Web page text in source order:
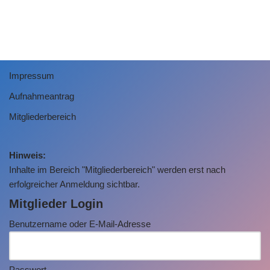
Impressum
Aufnahmeantrag
Mitgliederbereich
Hinweis:
Inhalte im Bereich "Mitgliederbereich" werden erst nach
erfolgreicher Anmeldung sichtbar.
Mitglieder Login
Benutzername oder E-Mail-Adresse